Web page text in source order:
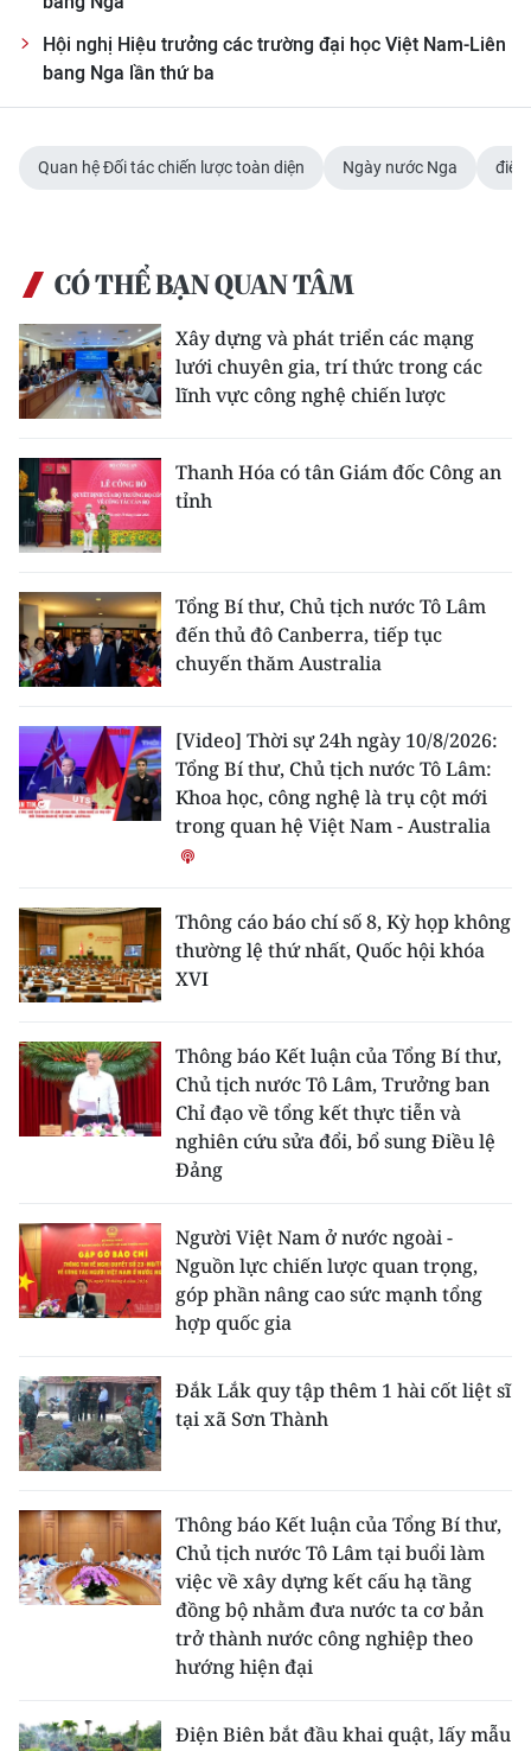
Media Kinh tế
Media Văn hóa
Media Xã hội
Media Pháp luật
Media Thế giới
Media Thể thao
Media Giáo dục
Media Y tế
Media Khoa học - Công nghệ
Media Môi trường
Infographic
TIN ĐỊA PHƯƠNG
Trung du và miền núi phía Bắc
Bắc Trung Bộ
Duyên hải Nam Trung Bộ và Tây
Nguyên
Đông Nam Bộ
Đồng bằng sông Cửu Long
Chuyên trang Hà Nội
CHUYÊN ĐỀ
CÁC CHUYÊN TRANG
VỀ BÁO NHÂN DÂN
THỜI NAY
NHÂN DÂN CUỐI TUẦN
NHÂN DÂN HẰNG THÁNG
Hội nghị Hiệu trưởng các trường đại học Việt Nam-Liên
bang Nga lần thứ ba
Quan hệ Đối tác chiến lược toàn diện Ngày nước Nga điện
CÓ THỂ BẠN QUAN TÂM
Xây dựng và phát triển các mạng
lưới chuyên gia, trí thức trong các
lĩnh vực công nghệ chiến lược
Thanh Hóa có tân Giám đốc Công an
tỉnh
Tổng Bí thư, Chủ tịch nước Tô Lâm
đến thủ đô Canberra, tiếp tục
chuyến thăm Australia
[Video] Thời sự 24h ngày 10/8/2026:
Tổng Bí thư, Chủ tịch nước Tô Lâm:
Khoa học, công nghệ là trụ cột mới
trong quan hệ Việt Nam - Australia
Thông cáo báo chí số 8, Kỳ họp không
thường lệ thứ nhất, Quốc hội khóa
XVI
Thông báo Kết luận của Tổng Bí thư,
Chủ tịch nước Tô Lâm, Trưởng ban
Chỉ đạo về tổng kết thực tiễn và
nghiên cứu sửa đổi, bổ sung Điều lệ
Đảng
Người Việt Nam ở nước ngoài -
Nguồn lực chiến lược quan trọng,
góp phần nâng cao sức mạnh tổng
hợp quốc gia
Đắk Lắk quy tập thêm 1 hài cốt liệt sĩ
tại xã Sơn Thành
Thông báo Kết luận của Tổng Bí thư,
Chủ tịch nước Tô Lâm tại buổi làm
việc về xây dựng kết cấu hạ tầng
đồng bộ nhằm đưa nước ta cơ bản
trở thành nước công nghiệp theo
hướng hiện đại
Điện Biên bắt đầu khai quật, lấy mẫu